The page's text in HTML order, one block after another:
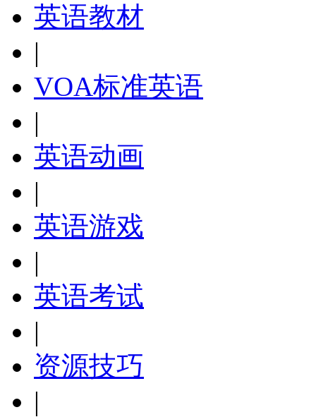
英语教材
|
VOA标准英语
|
英语动画
|
英语游戏
|
英语考试
|
资源技巧
|